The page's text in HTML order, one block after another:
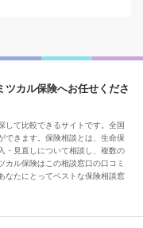
カル保険へお任せくださ
して比較できるサイトです。全国
できます。保険相談とは、生命保
・見直しについて相談し、複数の
ル保険はこの相談窓口の口コミ
なたにとってベストな保険相談窓